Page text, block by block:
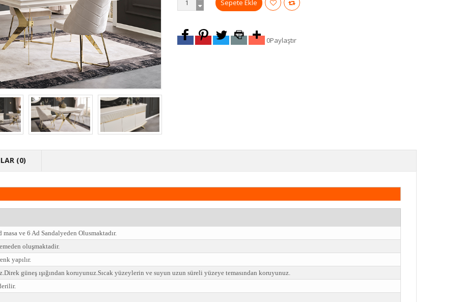
0Paylaştır
(0)
masa ve 6 Ad Sandalyeden Olusmaktadır.
oluşmaktadir.
yapılır.
güneş ışığından koruyunuz.Sıcak yüzeylerin ve suyun uzun süreli yüzeye temasından koruyunuz.